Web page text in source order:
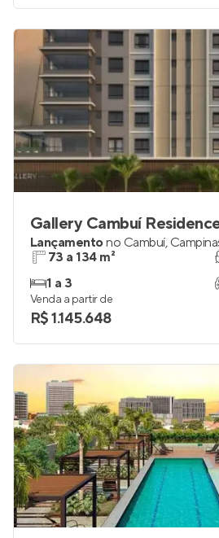
Gallery Cambuí
Lançamentono Cambuí,
73 a 134 m²
1 a 3
Venda a partir de
R$ 1.145.648